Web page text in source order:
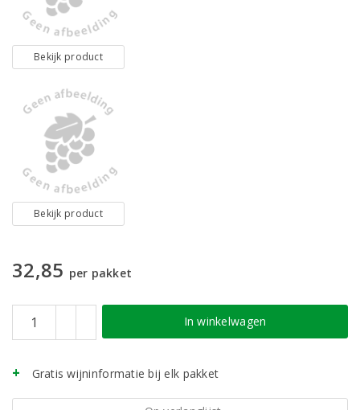
Bekijk product
Bekijk product
32,85 per pakket
In winkelwagen
Gratis wijninformatie bij elk pakket